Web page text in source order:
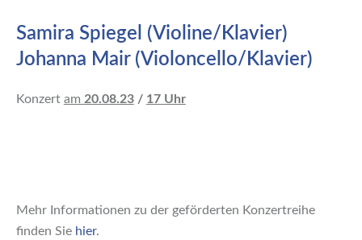
Samira Spiegel (Violine/Klavier)
Johanna Mair (Violoncello/Klavier)
Konzert am 20.08.23/ 17 Uhr
Mehr Informationen zu der geförderten Konzertreihe
finden Sie hier.